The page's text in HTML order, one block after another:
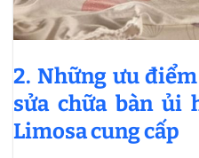
2. Những ưu
sửa chữa bàn ủi
Limosa cung cấp